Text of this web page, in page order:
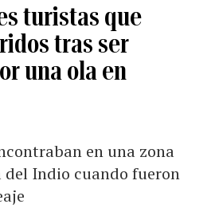
turistas que
tras ser
una ola en
en una zona
del Indio cuando fueron